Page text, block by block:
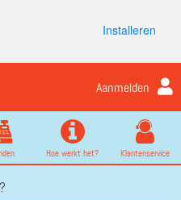
Installeren
Aanmelden
Hoe werkt het? Klantenservice